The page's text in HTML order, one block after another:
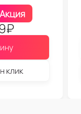
Акция
₽
клик